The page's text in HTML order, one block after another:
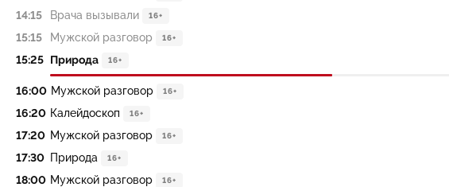
14:15 Врача вызывали 16+
15:15 Мужской разговор 16+
15:25 Природа 16+
16:00 Мужской разговор 16+
16:20 Калейдоскоп 16+
17:20 Мужской разговор 16+
17:30 Природа 16+
18:00 Мужской разговор 16+